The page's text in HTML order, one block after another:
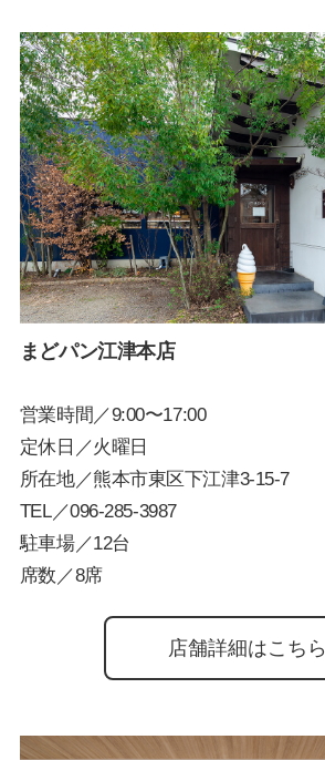
まどパン江津本店
営業時間／9:00〜17:00
定休日／火曜日
所在地／熊本市東区下江津3-15-7
TEL／096-285-3987
駐車場／12台
席数／8席
店舗詳細はこちら